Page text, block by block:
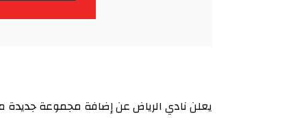
يعلن نادي الرياض عن إضافة مجموعة جديدة